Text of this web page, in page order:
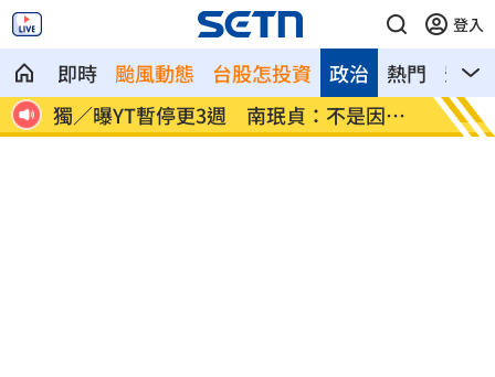
登入
即時 颱風動態 台股怎投資 熱門 影音
政治
」
獨／曝YT暫停更3週 南珉貞：不是因為
錢
李李
傻